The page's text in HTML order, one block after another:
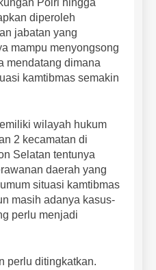
Polri hingga
diperoleh
jabatan yang
mampu menyongsong
mendatang dimana
kamtibmas semakin
wilayah hukum
2 kecamatan di
Selatan tentunya
daerah yang
situasi kamtibmas
masih adanya kasus-
perlu menjadi
perlu ditingkatkan.